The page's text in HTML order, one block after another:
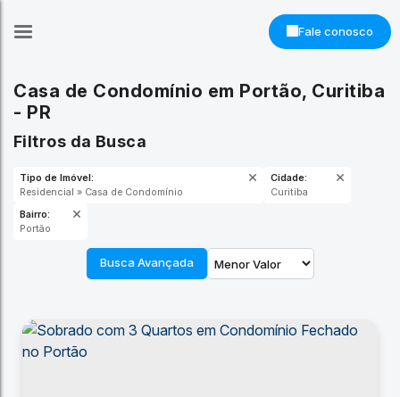
Fale conosco
Casa de Condomínio em Portão, Curitiba
- PR
Tipo de Imóvel:
Residencial » Casa de Condomínio
Cidade:
Busca Avançada